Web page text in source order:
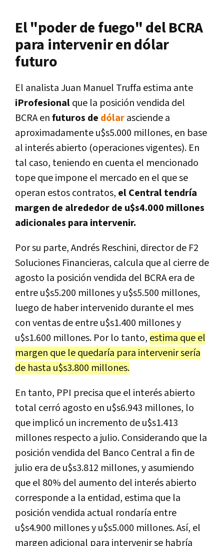
El "poder de fuego" del BCRA
para intervenir en dólar
futuro
El analista Juan Manuel Truffa estima ante
iProfesionalque la posición vendida del
BCRA enfuturos de dólarasciende a
aproximadamente u$s5.000 millones, en base
al interés abierto (operaciones vigentes). En
tal caso, teniendo en cuenta el mencionado
tope que impone el mercado en el que se
operan estos contratos, el Central tendría
margen de alrededor de u$s4.000 millones
adicionales para intervenir.
Por su parte, Andrés Reschini, director de F2
Soluciones Financieras, calcula que al cierre de
agosto la posición vendida del BCRA era de
entre u$s5.200 millones y u$s5.500 millones,
luego de haber intervenido durante el mes
con ventas de entre u$s1.400 millones y
u$s1.600 millones. Por lo tanto, estima que el
margen que le quedaría para intervenir sería
de hasta u$s3.800 millones.
En tanto, PPI precisa que el interés abierto
total cerró agosto en u$s6.943 millones, lo
que implicó un incremento de u$s1.413
millones respecto a julio. Considerando que la
posición vendida del Banco Central a fin de
julio era de u$s3.812 millones, y asumiendo
que el 80% del aumento del interés abierto
corresponde a la entidad, estima que la
posición vendida actual rondaría entre
u$s4.900 millones y u$s5.000 millones. Así, el
margen adicional para intervenir se habría